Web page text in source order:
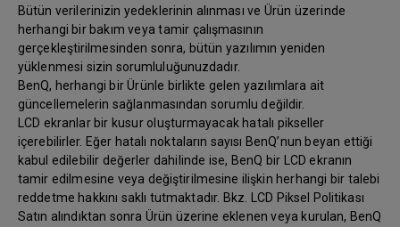
Bütün verilerinizin yedeklerinin alınması ve Ürün üzerinde
herhangi bir bakım veya tamir çalışmasının
gerçekleştirilmesinden sonra, bütün yazılımın yeniden
yüklenmesi sizin sorumluluğunuzdadır.
BenQ, herhangi bir Ürünle birlikte gelen yazılımlara ait
güncellemelerin sağlanmasından sorumlu değildir.
LCD ekranlar bir kusur oluşturmayacak hatalı pikseller
içerebilirler. Eğer hatalı noktaların sayısı BenQ’nun beyan ettiği
kabul edilebilir değerler dahilinde ise, BenQ bir LCD ekranın
tamir edilmesine veya değiştirilmesine ilişkin herhangi bir talebi
reddetme hakkını saklı tutmaktadır. Bkz. LCD Piksel Politikası
Satın alındıktan sonra Ürün üzerine eklenen veya kurulan, BenQ